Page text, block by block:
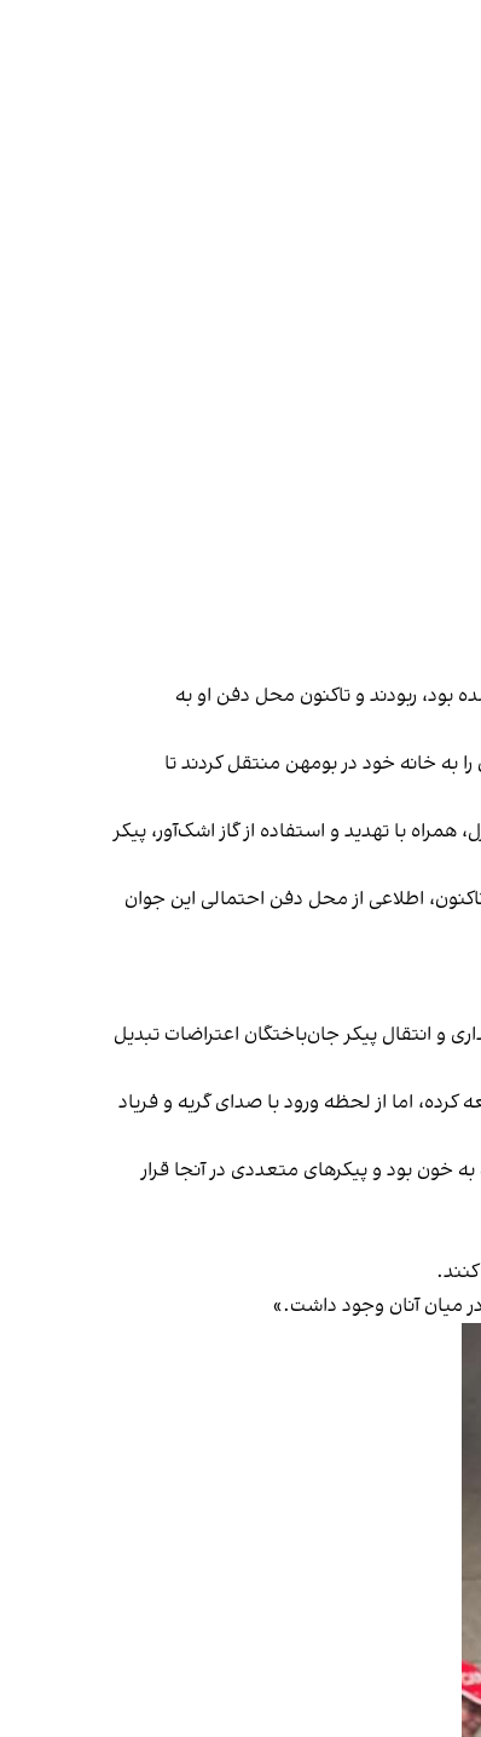
را که ۱۸ دی‌ماه به بیمارستان الغدیر منتقل شده بود، ربودند و تاکنون محل دفن او به
به خانه خود در بومهن منتقل کردند تا
با تهدید و استفاده از گاز اشک‌آور، پیکر
تاکنون، اطلاعی از محل دفن احتمالی این جوان
رسیده، حیاط پشتی بیمارستان الغدیر در روز ۱۹ دی‌ماه به محل نگهداری و انتقال پیکر جان‌باختگان اعتراضات تبدیل
مراجعه کرده، اما از لحظه ورود با صدای گریه و فریاد
بود و پیکرهای متعددی در آنجا قرار